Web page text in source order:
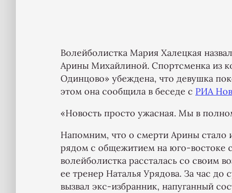
Волейболистка Мария Халецкая
Арины Михайлиной. Спортсменка из
Одинцово» убеждена, что девушка
этом она сообщила в беседе с РИА
«Новость просто ужасная. Мы в
Напомним, что о смерти Арины стало
рядом с общежитием на юго-востоке
волейболистка рассталась со своим
ее тренер Наталья Урядова. За час
вызвал экс-избранник, напуганный